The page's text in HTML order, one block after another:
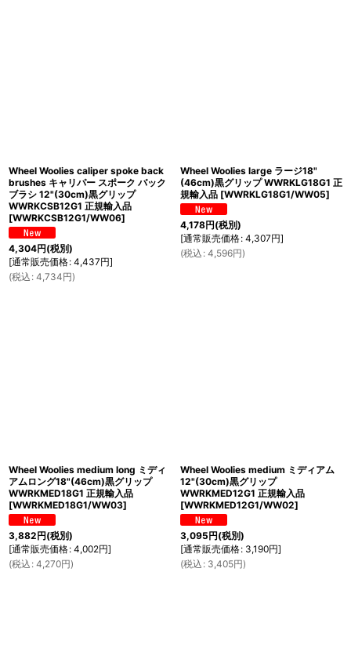
Wheel Woolies caliper spoke back
brushes キャリパー スポーク バック
ブラシ 12"(30cm)黒グリップ
WWRKCSB12G1 正規輸入品
[WWRKCSB12G1/WW06]
4,304円(税別)
[通常販売価格: 4,437円]
(税込 : 4,734円)
Wheel Woolies large ラージ18"
(46cm)黒グリップ WWRKLG18G1 正
規輸入品 [WWRKLG18G1/WW05]
4,178円(税別)
[通常販売価格: 4,307円]
(税込 : 4,596円)
Wheel Woolies medium long ミディ
アムロング18"(46cm)黒グリップ
WWRKMED18G1 正規輸入品
[WWRKMED18G1/WW03]
3,882円(税別)
[通常販売価格: 4,002円]
(税込 : 4,270円)
Wheel Woolies medium ミディアム
12"(30cm)黒グリップ
WWRKMED12G1 正規輸入品
[WWRKMED12G1/WW02]
3,095円(税別)
[通常販売価格: 3,190円]
(税込 : 3,405円)